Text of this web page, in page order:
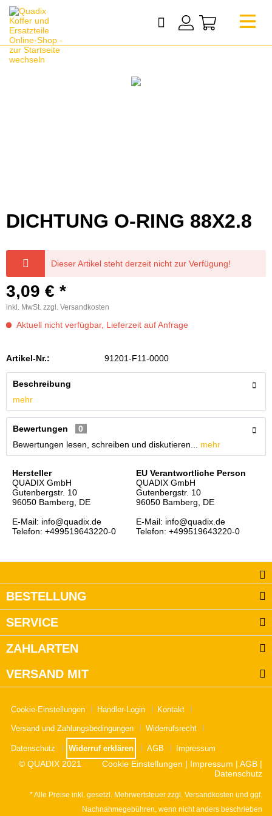
DICHTUNG O-RING 88X2.8
Dieser Artikel steht derzeit nicht zur Verfügung!
3,09 € *
inkl. MwSt. zzgl. Versandkosten
Aktuell nicht verfügbar, Lieferzeit auf Anfrage
Artikel-Nr.: 91201-F11-0000
Beschreibung
mehr
Bewertungen
0
Bewertungen lesen, schreiben und diskutieren...
mehr
Hersteller
QUADIX GmbH
Gutenbergstr. 10
96050 Bamberg, DE
E-Mail: info@quadix.de
Telefon: +499519643220-0
EU Verantwortliche Person
QUADIX GmbH
Gutenbergstr. 10
96050 Bamberg, DE
E-Mail: info@quadix.de
Telefon: +499519643220-0
BESTELLUNG
SERVICE
ZAHLARTEN
VERSAND MIT
Cookie-Einstellungen Händler-Login Kontakt
Versand und Zahlungsbedingungen Widerrufsrecht
Datenschutz Widerruf erklären AGB Impressum
© QUADIX 2021 Cookie Einstellungen | Impressum | AGB |
Datenschutz
* Alle Preise inkl. gesetzl. Mehrwertsteuer zzgl. Versandkosten und ggf.
Nachnahmegebühren, wenn nicht anders beschrieben